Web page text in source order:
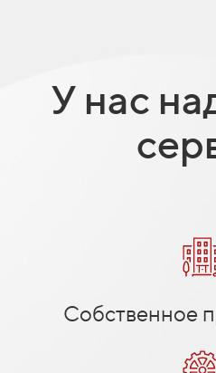
У нас
Собственное